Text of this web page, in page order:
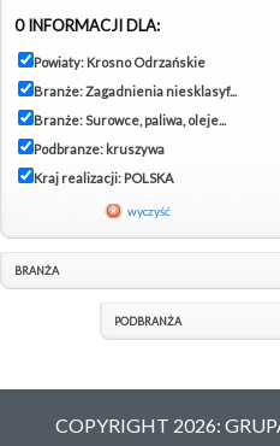
0 INFORMACJI DLA:
Powiaty: Krosno Odrzańskie
Branże: Zagadnienia niesklasyf...
Branże: Surowce, paliwa, oleje...
Podbranze: kruszywa
Kraj realizacji: POLSKA
wyczyść
BRANŻA
PODBRANŻA
COPYRIGHT 2026: